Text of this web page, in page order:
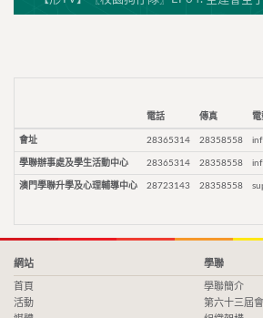
電話 傳真 電
會址 28365314 28358558
學聯辦事處及學生活動中心 28365314 28358558
澳門學聯升學及心理輔導中心 28723143 28358558
網站
首頁
活動
學聯
學聯簡介
第六十三屆